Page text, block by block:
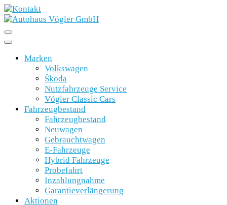
Marken
Volkswagen
Škoda
Nutzfahrzeuge Service
Vögler Classic Cars
Fahrzeugbestand
Fahrzeugbestand
Neuwagen
Gebrauchtwagen
E-Fahrzeuge
Hybrid Fahrzeuge
Probefahrt
Inzahlungnahme
Garantieverlängerung
Aktionen